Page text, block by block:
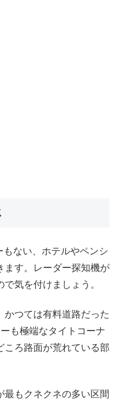
ない、ホテルやペンシ
ます。レーダー探知機が
気を付けましょう。
かつては有料道路だった
も極端なタイトコーナ
ころ路面が荒れている部
最もクネクネの多い区間